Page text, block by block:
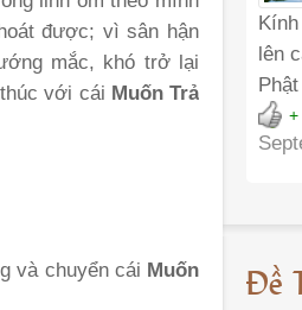
được; vì sân hận
mắc, khó trở lại
với cái Muốn Trả
và chuyển cái Muốn
lên
+
Đề